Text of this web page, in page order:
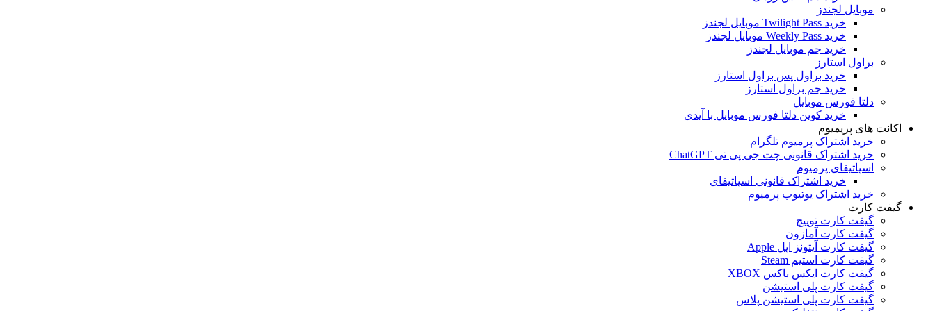
موبایل لجندز
خرید Twilight Pass موبایل لجندز
خرید Weekly Pass موبایل لجندز
خرید جم موبایل لجندز
براول استارز
خرید براول پس براول استارز
خرید جم براول استارز
دلتا فورس موبایل
خرید کوین دلتا فورس موبایل با آیدی
اکانت های پریمیوم
خرید اشتراک پرمیوم تلگرام
خرید اشتراک قانونی چت جی پی تی ChatGPT
اسپاتیفای پرمیوم
خرید اشتراک قانونی اسپاتیفای
خرید اشتراک یوتیوب پرمیوم
گیفت کارت
گیفت کارت توییچ
گیفت کارت آمازون
گیفت کارت آیتونز اپل Apple
گیفت کارت استیم Steam
گیفت کارت ایکس باکس XBOX
گیفت کارت پلی استیشن
گیفت کارت پلی استیشن پلاس